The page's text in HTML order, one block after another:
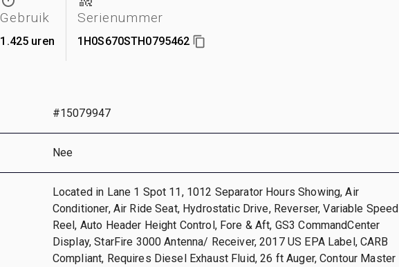
Gebruik
1.425 uren
Serienummer
1H0S670STH0795462
#15079947
Nee
Located in Lane 1 Spot 11, 1012 Separator Hours Showing, Air
Conditioner, Air Ride Seat, Hydrostatic Drive, Reverser, Variable Speed
Reel, Auto Header Height Control, Fore & Aft, GS3 CommandCenter
Display, StarFire 3000 Antenna/ Receiver, 2017 US EPA Label, CARB
Compliant, Requires Diesel Exhaust Fluid, 26 ft Auger, Contour Master